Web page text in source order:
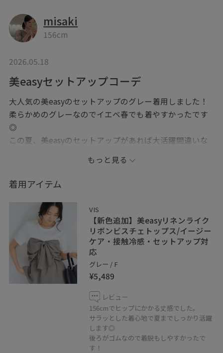
misaki
156cm
2026.05.18
美easyセットアップコーデ
大人気の美easyのセットアップのグレー着用しました！
柔らかめのグレーなのでイエベ春でも着やすかったです
◎
この夏、美easyのセットアップがあれば大活躍間違いな
お気に入りのショップ、スタッフ、スタイリングを♡を
タップして保存していただけます♩
《お気に入り》からすぐにご覧いただけますのでとても
日々スタイリングをUPしているので、
フォロー頂けると嬉しいです♡
◾️LINEで京都藤井大丸スタッフに相談は
【友だち追加】をタップをして下さい☺︎
もっと見る
着用アイテム
VIS
【新色追加】美easyリネンライク
リボンビスチェトップス/イージー
ケア・接触冷感・セットアップ対
応
グレー / F
¥5,489
レビュー
156cmでヒップにかかる丈感でした。
サラッとした着心地で夏までしっかり活躍
します◎
後ろがゴムなので着脱もしやすかったで
す！